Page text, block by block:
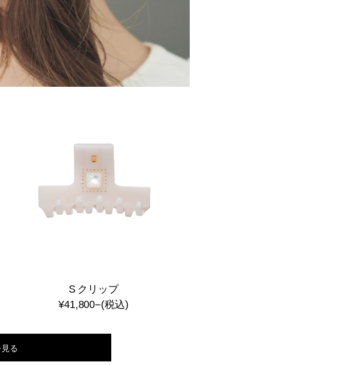
S クリップ
¥41,800−(税込)
る